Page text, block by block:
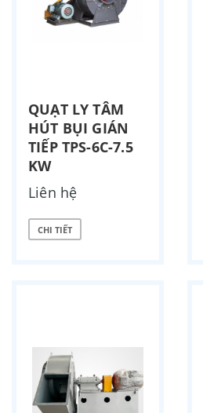
QUẠT LY TÂM
HÚT BỤI GIÁN
TIẾP TPS-6C-7.5
KW
Liên hệ
CHI TIẾT